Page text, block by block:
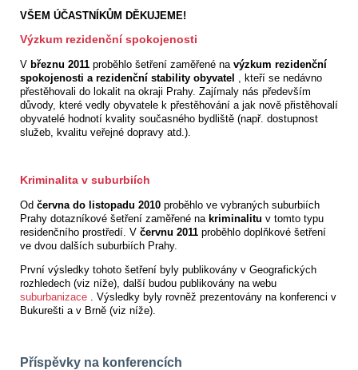
VŠEM ÚČASTNÍKŮM DĚKUJEME!
Výzkum rezidenční spokojenosti
V březnu 2011 proběhlo šetření zaměřené na výzkum rezidenční
spokojenosti a rezidenční stability obyvatel , kteří se nedávno
přestěhovali do lokalit na okraji Prahy. Zajímaly nás především
důvody, které vedly obyvatele k přestěhování a jak nově přistěhovalí
obyvatelé hodnotí kvality současného bydliště (např. dostupnost
služeb, kvalitu veřejné dopravy atd.).
Kriminalita v suburbiích
Od června do listopadu 2010 proběhlo ve vybraných suburbiích
Prahy dotazníkové šetření zaměřené na kriminalitu v tomto typu
residenčního prostředí. V červnu 2011 proběhlo doplňkové šetření
ve dvou dalších suburbiích Prahy.
První výsledky tohoto šetření byly publikovány v Geografických
rozhledech (viz níže), další budou publikovány na webu
suburbanizace . Výsledky byly rovněž prezentovány na konferenci v
Bukurešti a v Brně (viz níže).
Příspěvky na konferencích